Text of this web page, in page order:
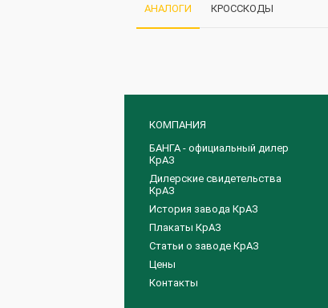
АНАЛОГИ КРОССКОДЫ
КОМПАНИЯ
БАНГА - официальный дилер
КрАЗ
Дилерские свидетельства
КрАЗ
История завода КрАЗ
Плакаты КрАЗ
Статьи о заводе КрАЗ
Цены
Контакты